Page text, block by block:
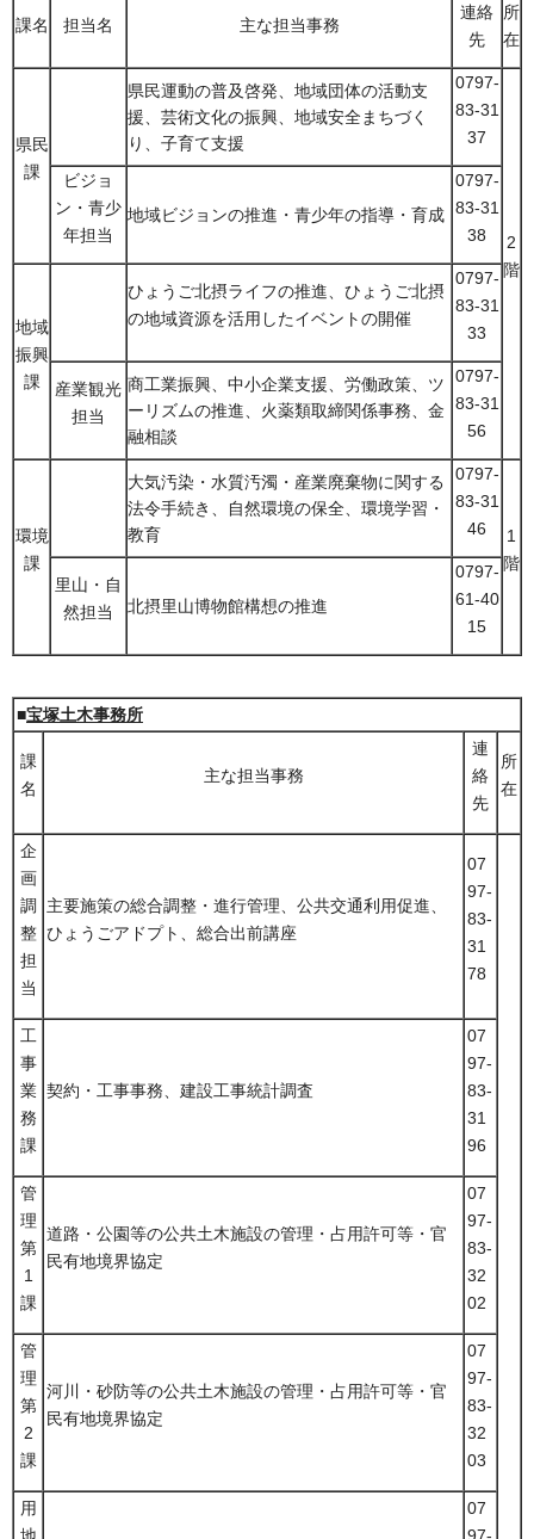
課名 担当名 主な担当事務
連絡
先
所
在
県民
課
県民運動の普及啓発、地域団体の活動支
援、芸術文化の振興、地域安全まちづく
り、子育て支援
0797-
83-31
37
2
階
ビジョ
ン・青少
年担当
地域ビジョンの推進・青少年の指導・育成
0797-
83-31
38
地域
振興
課
ひょうご北摂ライフの推進、ひょうご北摂
の地域資源を活用したイベントの開催
0797-
83-31
33
産業観光
担当
商工業振興、中小企業支援、労働政策、ツ
ーリズムの推進、火薬類取締関係事務、金
融相談
0797-
83-31
56
環境
課
大気汚染・水質汚濁・産業廃棄物に関する
法令手続き、自然環境の保全、環境学習・
教育
0797-
83-31
46
1
階
里山・自
然担当
北摂里山博物館構想の推進
0797-
61-40
15
■宝塚土木事務所
課
名
主な担当事務
連
絡
先
所
在
企
画
調
整
担
当
主要施策の総合調整・進行管理、公共交通利用促進、
ひょうごアドプト、総合出前講座
07
97-
83-
31
78
工
事
業
務
課
契約・工事事務、建設工事統計調査
07
97-
83-
31
96
管
理
第
1
課
道路・公園等の公共土木施設の管理・占用許可等・官
民有地境界協定
07
97-
83-
32
02
管
理
第
2
課
河川・砂防等の公共土木施設の管理・占用許可等・官
民有地境界協定
07
97-
83-
32
03
用
07